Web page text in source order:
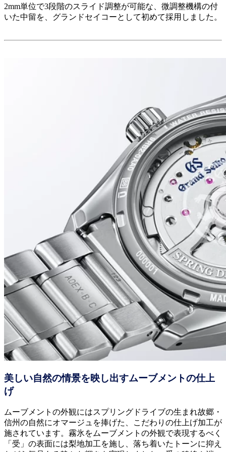
2mm単位で3段階のスライド調整が可能な、微調整機構の付
いた中留を、グランドセイコーとして初めて採用しました。
美しい自然の情景を映し出すムーブメントの仕上
げ
ムーブメントの外観にはスプリングドライブの生まれ故郷・
信州の自然にオマージュを捧げた、こだわりの仕上げ加工が
施されています。霧氷をムーブメントの外観で表現するべく
「受」の表面には梨地加工を施し、落ち着いたトーンに抑え